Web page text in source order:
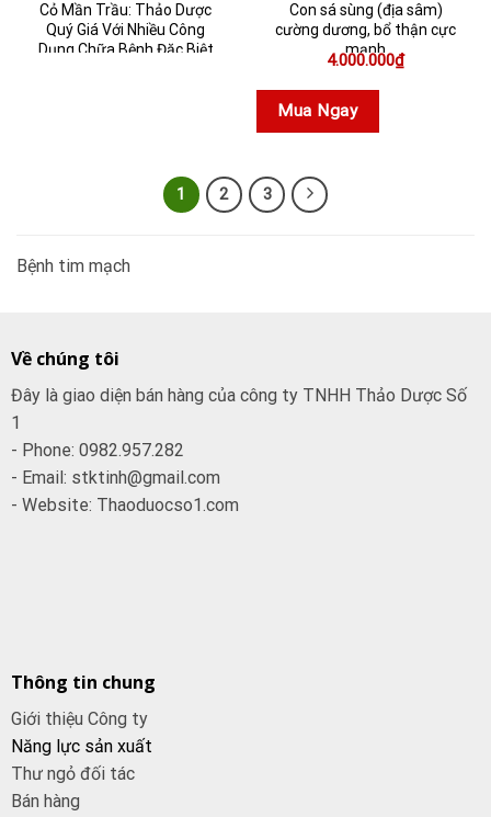
Cỏ Mần Trầu: Thảo Dược
Quý Giá Với Nhiều Công
Dụng Chữa Bệnh Đặc Biệt
Con sá sùng (địa sâm)
cường dương, bổ thận cực
mạnh
4.000.000₫
Mua Ngay
1 2 3
Bệnh tim mạch
Về chúng tôi
Đây là giao diện bán hàng của công ty TNHH Thảo Dược Số
1
- Phone: 0982.957.282
- Email: stktinh@gmail.com
- Website: Thaoduocso1.com
Thông tin chung
Giới thiệu Công ty
Năng lực sản xuất
Thư ngỏ đối tác
Bán hàng